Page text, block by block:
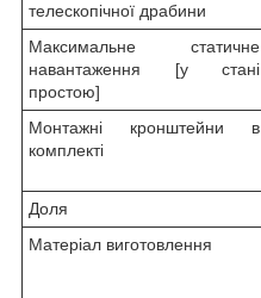
телескопічної драбини
Максимальне статичне
навантаження [у стані
простою]
Монтажні кронштейни в
комплекті
Доля
Матеріал виготовлення